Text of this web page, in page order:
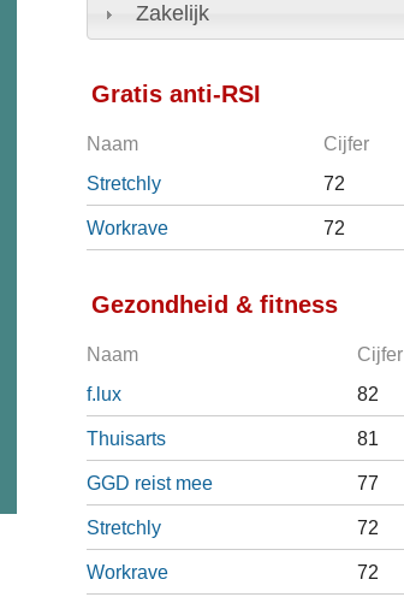
Zakelijk
Gratis anti-RSI
Naam Cijfer
Stretchly 72
Workrave 72
Gezondheid & fitness
Naam Cijfer
f.lux 82
Thuisarts 81
GGD reist mee 77
Stretchly 72
Workrave 72